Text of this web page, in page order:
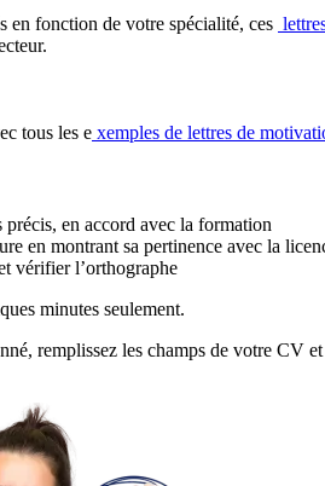
en fonction de votre spécialité, ces
tous les e xemples de lettres de
en accord avec la formation
en montrant sa pertinence avec la
vérifier l’orthographe
minutes seulement.
remplissez les champs de votre CV